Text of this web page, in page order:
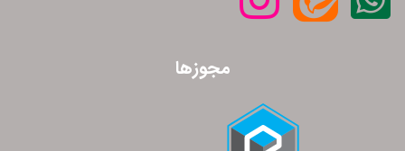
مجوزها